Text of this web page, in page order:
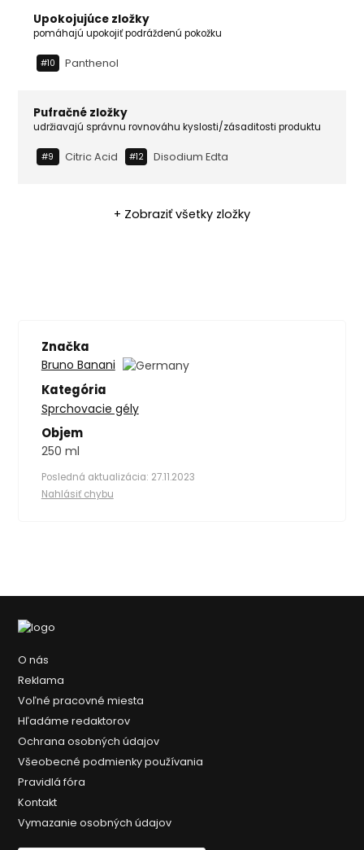
Upokojujúce zložky
pomáhajú upokojiť podráždenú pokožku
#10 Panthenol
Pufračné zložky
udržiavajú správnu rovnováhu kyslosti/zásaditosti produktu
#9 Citric Acid #12 Disodium Edta
+ Zobraziť všetky zložky
Značka
Bruno Banani
Kategória
Sprchovacie gély
Objem
250 ml
Posledná aktualizácia: 27.11.2023
Nahlásiť chybu
O nás
Reklama
Voľné pracovné miesta
Hľadáme redaktorov
Ochrana osobných údajov
Všeobecné podmienky používania
Pravidlá fóra
Kontakt
Vymazanie osobných údajov